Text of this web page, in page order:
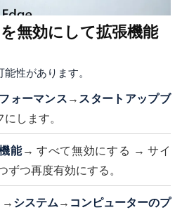
無効にして拡張機能
性があります。
ォーマンス → スタートアップブ
します。
能→ すべて無効にする → サイ
ずつ再度有効にする。
→ システム → コンピューターのプ